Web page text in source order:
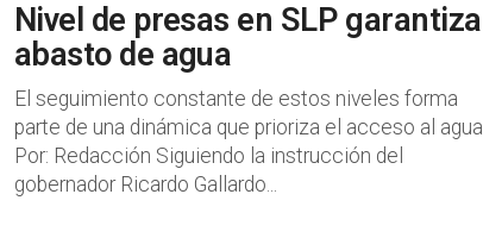
Nivel de presas en SLP garantiza
abasto de agua
El seguimiento constante de estos niveles forma
parte de una dinámica que prioriza el acceso al agua
Por: Redacción Siguiendo la instrucción del
gobernador Ricardo Gallardo...